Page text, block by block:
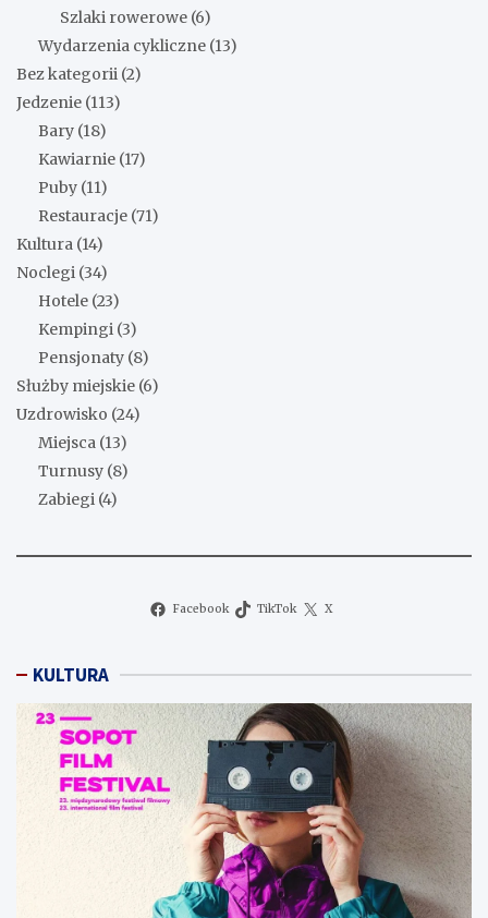
Szlaki rowerowe (6)
Wydarzenia cykliczne (13)
Bez kategorii (2)
Jedzenie (113)
Bary (18)
Kawiarnie (17)
Puby (11)
Restauracje (71)
Kultura (14)
Noclegi (34)
Hotele (23)
Kempingi (3)
Pensjonaty (8)
Służby miejskie (6)
Uzdrowisko (24)
Miejsca (13)
Turnusy (8)
Zabiegi (4)
Facebook TikTok X
KULTURA